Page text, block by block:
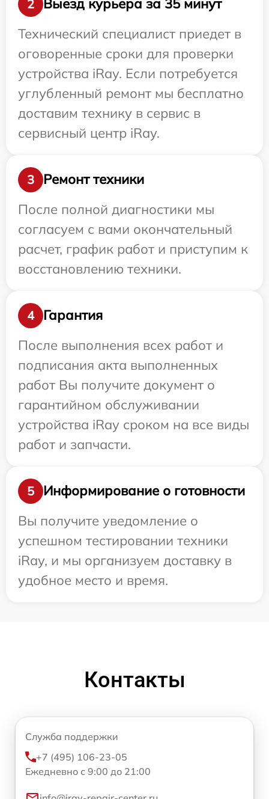
2
Выезд курьера за 35 минут
Технический специалист приедет в
оговоренные сроки для проверки
устройства iRay. Если потребуется
углубленный ремонт мы бесплатно
доставим технику в сервис в
сервисный центр iRay.
3
Ремонт техники
После полной диагностики мы
согласуем с вами окончательный
расчет, график работ и приступим к
восстановлению техники.
4
Гарантия
После выполнения всех работ и
подписания акта выполненных
работ Вы получите документ о
гарантийном обслуживании
устройства iRay сроком на все виды
работ и запчасти.
5
Информирование о готовности
Вы получите уведомление о
успешном тестировании техники
iRay, и мы организуем доставку в
удобное место и время.
Контакты
Служба поддержки
+7 (495) 106-23-05
Ежедневно с 9:00 до 21:00